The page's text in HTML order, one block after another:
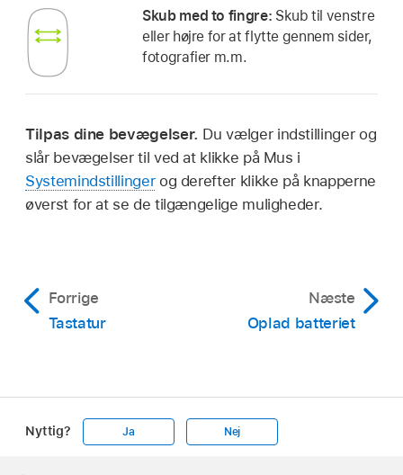
Skub med to fingre: Skub til venstre
eller højre for at flytte gennem sider,
fotografier m.m.
Tilpas dine bevægelser. Du vælger indstillinger og
slår bevægelser til ved at klikke på Mus i
Systemindstillingerog derefter klikke på knapperne
øverst for at se de tilgængelige muligheder.
Forrige
Tastatur
Næste
Oplad batteriet
Nyttig? Ja Nej